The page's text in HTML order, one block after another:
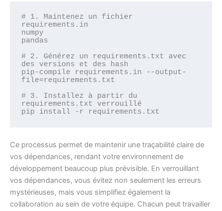
# 1. Maintenez un fichier
requirements.in
numpy
pandas
# 2. Générez un requirements.txt avec
des versions et des hash
pip-compile requirements.in --output-
file=requirements.txt
# 3. Installez à partir du
requirements.txt verrouillé
Ce processus permet de maintenir une traçabilité claire de
vos dépendances, rendant votre environnement de
développement beaucoup plus prévisible. En verrouillant
vos dépendances, vous évitez non seulement les erreurs
mystérieuses, mais vous simplifiez également la
collaboration au sein de votre équipe. Chacun peut travailler